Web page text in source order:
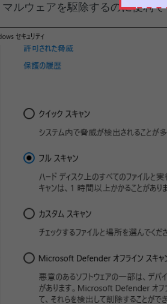
マルウェアを駆除するのに便利